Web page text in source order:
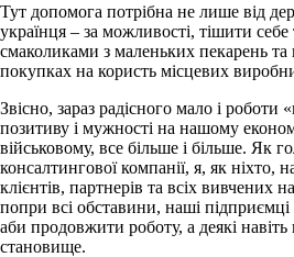
Тут допомога потрібна не лише від
українця – за можливості, тішити
смаколиками з маленьких пекарень та
покупках на користь місцевих
Звісно, зараз радісного мало і
позитиву і мужності на нашому
військовому, все більше і більше. Як
консалтингової компанії, я, як ніхто,
клієнтів, партнерів та всіх вивчених
попри всі обставини, наші
аби продовжити роботу, а деякі
становище.